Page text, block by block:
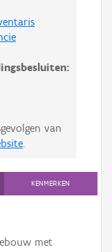
van
KENMERKEN
met